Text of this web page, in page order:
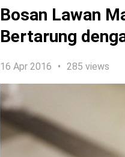
Bosan Lawan
Bertarung
16 Apr 2016 285 views